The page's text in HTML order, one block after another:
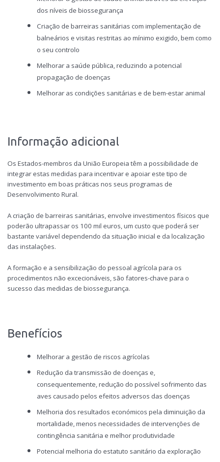
dos níveis de biossegurança
Criação de barreiras sanitárias com implementação de
balneários e visitas restritas ao mínimo exigido, bem como
o seu controlo
Melhorar a saúde pública, reduzindo a potencial
propagação de doenças
Melhorar as condições sanitárias e de bem-estar animal
Informação adicional
Os Estados-membros da União Europeia têm a possibilidade de
integrar estas medidas para incentivar e apoiar este tipo de
investimento em boas práticas nos seus programas de
Desenvolvimento Rural.
A criação de barreiras sanitárias, envolve investimentos físicos que
poderão ultrapassar os 100 mil euros, um custo que poderá ser
bastante variável dependendo da situação inicial e da localização
das instalações.
A formação e a sensibilização do pessoal agrícola para os
procedimentos não excecionáveis, são fatores-chave para o
sucesso das medidas de biossegurança.
Benefícios
Melhorar a gestão de riscos agrícolas
Redução da transmissão de doenças e,
consequentemente, redução do possível sofrimento das
aves causado pelos efeitos adversos das doenças
Melhoria dos resultados económicos pela diminuição da
mortalidade, menos necessidades de intervenções de
contingência sanitária e melhor produtividade
Potencial melhoria do estatuto sanitário da exploração